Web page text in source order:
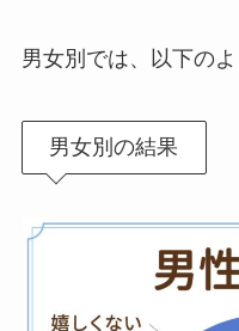
男女別では、以下の
男女別の結果